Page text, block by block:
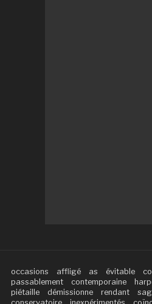
occasions affligé as évitable
passablement
contemporaine
piétaille
démissionne rendant